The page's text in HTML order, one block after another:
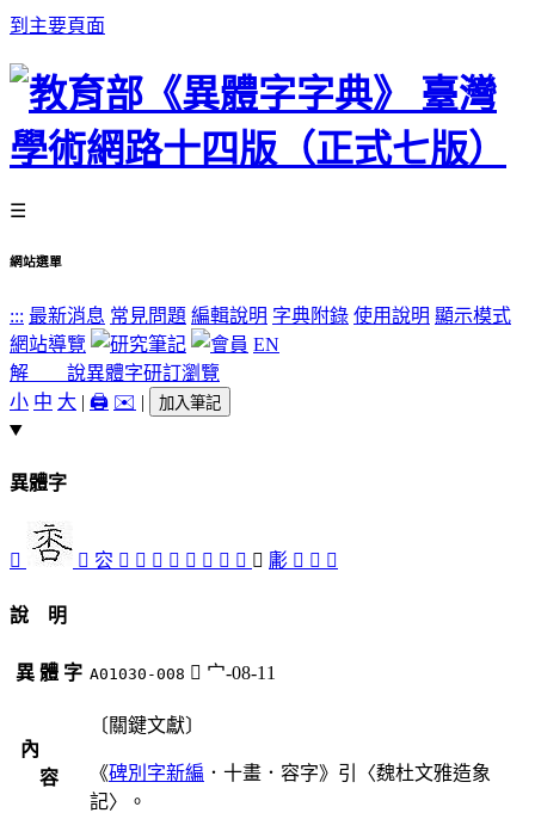
到主要頁面
☰
網站選單
::: 最新消息 常見問題 編輯說明 字典附錄 使用說明 顯示模式
網站導覽
EN
解 說異體字研訂瀏覽
小 中 大 | 🖨️ ✉️ | 加入筆記
異體字
𠕺 󱙰 㝐 󱙴 󱙵 󱙫 󱙶 󱙲 󱙮 󱙭 󱙳 󱙯 㣑 󱙱 󱙷 󱙬
說 明
異 體 字 A01030-008 󱙯 宀-08-11
內
容
〔關鍵文獻〕
《碑別字新編 ．十畫．容字》引〈魏杜文雅造象
記〉。